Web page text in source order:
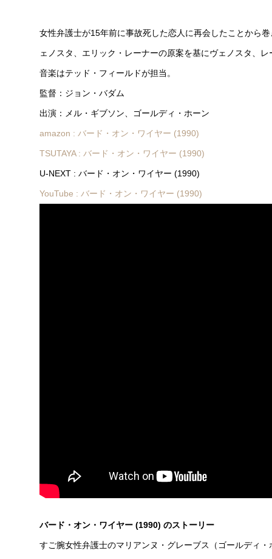
女性弁護士が15年前に事故死した恋人に再会したことから
ェノスタ、エリック・レーナーの原案を基にヴェノスタ、
音楽はテッド・フィールドが担当。
監督：ジョン・バダム
出演：メル・ギブソン、ゴールディ・ホーン
amazon : バード・オン・ワイヤー (1990)
TSUTAYA : バード・オン・ワイヤー (1990)
U-NEXT : バード・オン・ワイヤー (1990)
YouTube : バード・オン・ワイヤー (1990)
バード・オン・ワイヤー (1990) のストーリー
すご腕女性弁護士のマリアンヌ・グレーブス（ゴールディ